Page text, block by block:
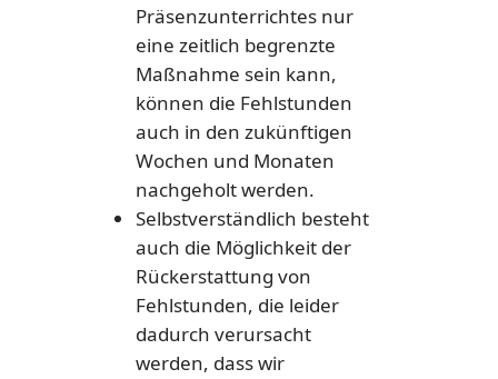
Präsenzunterrichtes nur
eine zeitlich begrenzte
Maßnahme sein kann,
können die Fehlstunden
auch in den zukünftigen
Wochen und Monaten
nachgeholt werden.
Selbstverständlich besteht
auch die Möglichkeit der
Rückerstattung von
Fehlstunden, die leider
dadurch verursacht
werden, dass wir